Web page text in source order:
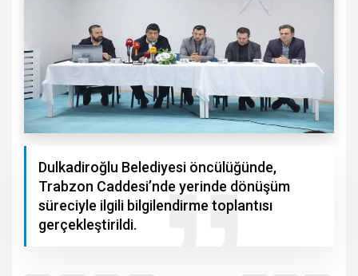
Dulkadiroğlu Belediyesi öncülüğünde,
Trabzon Caddesi’nde yerinde dönüşüm
süreciyle ilgili bilgilendirme toplantısı
gerçekleştirildi.